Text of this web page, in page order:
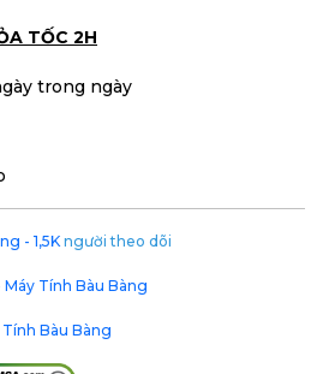
TỐC 2H
trong ngày
- 1,5K người theo dõi
Tính Bàu Bàng
Bàu Bàng